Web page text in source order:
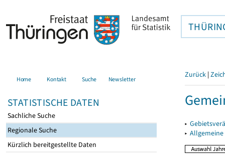
Home Kontakt Suche Newsletter
STATISTISCHE DATEN
Sachliche Suche
Regionale Suche
Kürzlich bereitgestellte Daten
Zurück |
▸
▸